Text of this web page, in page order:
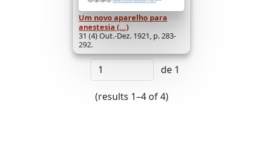
Um novo aparelho para
anestesia (...)
31 (4) Out.-Dez. 1921, p. 283-
292.
de 1
(results 1–4 of 4)